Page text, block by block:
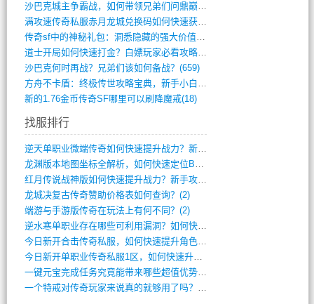
沙巴克城主争霸战，如何带领兄弟们问鼎巅峰(565)
满攻速传奇私服赤月龙城兑换码如何快速获取(676)
传奇sf中的神秘礼包：洞悉隐藏的强大价值(427)
道士开局如何快速打金？白嫖玩家必看攻略(5)
沙巴克何时再战？兄弟们该如何备战？(659)
方舟不卡盾：终极传世攻略宝典，新手小白逆(495)
新的1.76金币传奇SF哪里可以刷降魔戒(18)
找服排行
逆天单职业微端传奇如何快速提升战力？新手(4)
龙渊版本地图坐标全解析，如何快速定位BO(3)
红月传说战神版如何快速提升战力？新手攻略(3)
龙城决复古传奇赞助价格表如何查询？(2)
端游与手游版传奇在玩法上有何不同？(2)
逆水寒单职业存在哪些可利用漏洞？如何快速(1)
今日新开合击传奇私服，如何快速提升角色战(0)
今日新开单职业传奇私服1区，如何快速升级(0)
一键元宝完成任务究竟能带来哪些超值优势？(0)
一个特戒对传奇玩家来说真的就够用了吗？(0)